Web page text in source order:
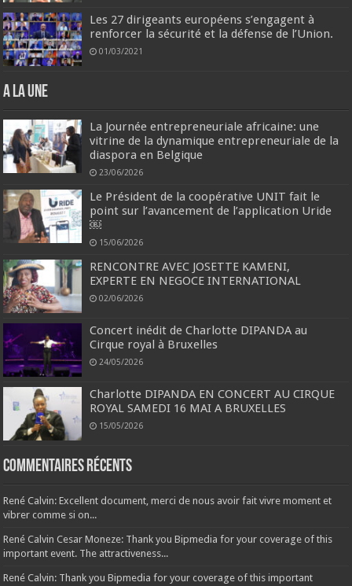
Les 27 dirigeants européens s’engagent à
renforcer la sécurité et la défense de l’Union.
01/03/2021
A la une
La Journée entrepreneuriale africaine: une
vitrine de la dynamique entrepreneuriale de la
diaspora en Belgique
23/06/2026
Le Président de la coopérative UNIT fait le
point sur l’avancement de l’application Uride
￼
15/06/2026
RENCONTRE AVEC JOSETTE KAMENI,
EXPERTE EN NEGOCE INTERNATIONAL
02/06/2026
Concert inédit de Charlotte DIPANDA au
Cirque royal à Bruxelles
24/05/2026
Charlotte DIPANDA EN CONCERT AU CIRQUE
ROYAL SAMEDI 16 MAI A BRUXELLES
15/05/2026
Commentaires récents
René Calvin: Excellent document, merci de nous avoir fait vivre moment et
vibrer comme si on...
René Calvin Cesar Moneze: Thank you Bipmedia for your coverage of this
important event. The attractiveness...
René Calvin: Thank you Bipmedia for your coverage of this important